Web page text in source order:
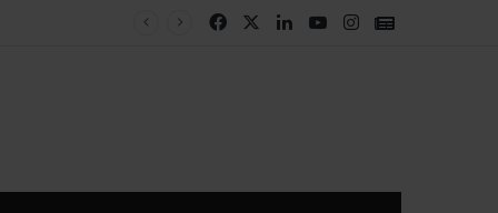
FacebookLinkedinYouTubeInstagram